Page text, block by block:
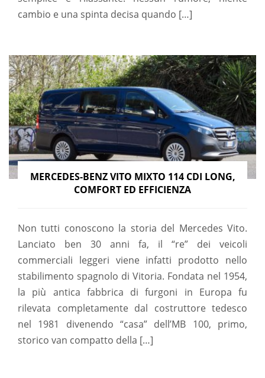
cambio e una spinta decisa quando […]
MERCEDES-BENZ VITO MIXTO 114 CDI LONG,
COMFORT ED EFFICIENZA
Non tutti conoscono la storia del Mercedes Vito.
Lanciato ben 30 anni fa, il “re” dei veicoli
commerciali leggeri viene infatti prodotto nello
stabilimento spagnolo di Vitoria. Fondata nel 1954,
la più antica fabbrica di furgoni in Europa fu
rilevata completamente dal costruttore tedesco
nel 1981 divenendo “casa” dell’MB 100, primo,
storico van compatto della […]